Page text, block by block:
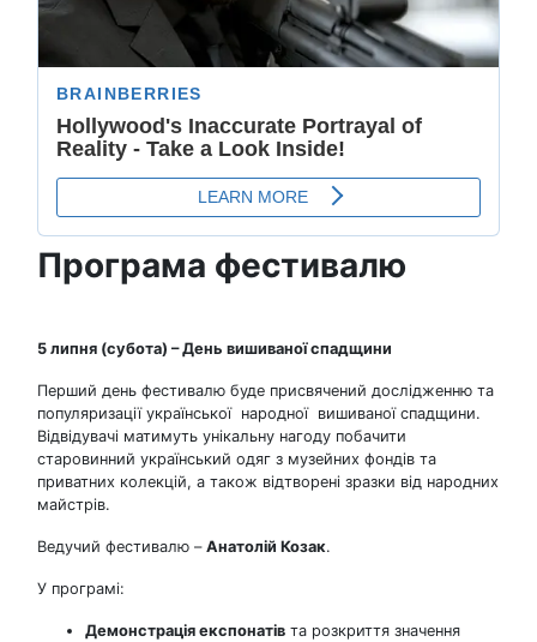
Програма фестивалю
5 липня (субота) – День вишиваної спадщини
Перший день фестивалю буде присвячений дослідженню та
популяризації української народної вишиваної спадщини.
Відвідувачі матимуть унікальну нагоду побачити
старовинний український одяг з музейних фондів та
приватних колекцій, а також відтворені зразки від народних
майстрів.
Ведучий фестивалю – Анатолій Козак.
У програмі:
Демонстрація експонатів та розкриття значення